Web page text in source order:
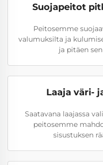
Suojapeitot
Peitosemme
valumuksilta ja
ja pitäen
Laaja väri-
Saatavana laajassa
peitosemme
sisustuksen